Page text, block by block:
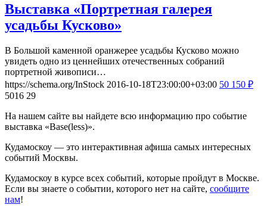
Выставка «Портретная галерея
усадьбы Кусково»
В Большой каменной оранжерее усадьбы Кусково можно
увидеть одно из ценнейших отечественных собраний
портретной живописи…
https://schema.org/InStock 2016-10-18T23:00:00+03:00 50 150 ₽
5016 29
На нашем сайте вы найдете всю информацию про событие
выставка «Base(less)».
Кудамоскоу — это интерактивная афиша самых интересных
событий Москвы.
Кудамоскоу в курсе всех событий, которые пройдут в Москве.
Если вы знаете о событии, которого нет на сайте, сообщите
нам!